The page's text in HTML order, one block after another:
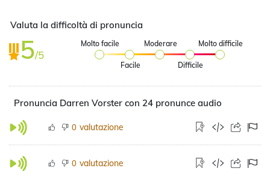
Valuta la difficoltà di pronuncia
5/5
Molto facile
Facile
Moderare
Difficile
Molto difficile
Pronuncia Darren Vorster con 24 pronunce audio
0 valutazione
0 valutazione